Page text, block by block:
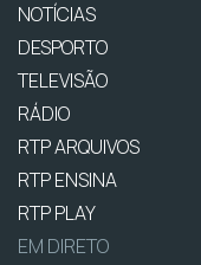
NOTÍCIAS
DESPORTO
TELEVISÃO
RÁDIO
RTP ARQUIVOS
RTP ENSINA
RTP PLAY
EM DIRETO